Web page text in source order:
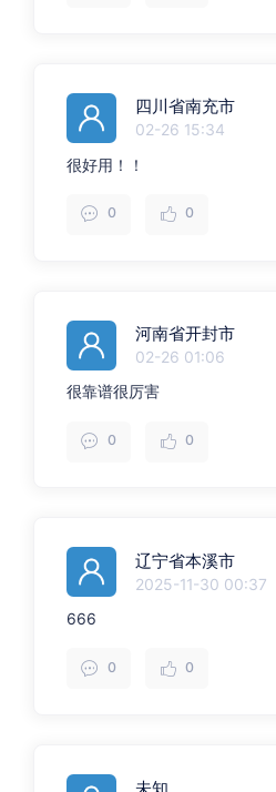
四川省南充市
02-26 15:34
很好用！！
0 0
河南省开封市
02-26 01:06
很靠谱很厉害
0 0
辽宁省本溪市
2025-11-30 00:37
666
0 0